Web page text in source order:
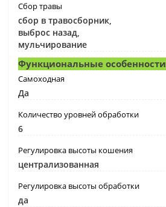
Сбор травы
сбор в травосборник,
выброс назад,
мульчирование
Функциональные особенности
Самоходная
Да
Количество уровней обработки
6
Регулировка высоты кошения
централизованная
Регулировка высоты обработки
да